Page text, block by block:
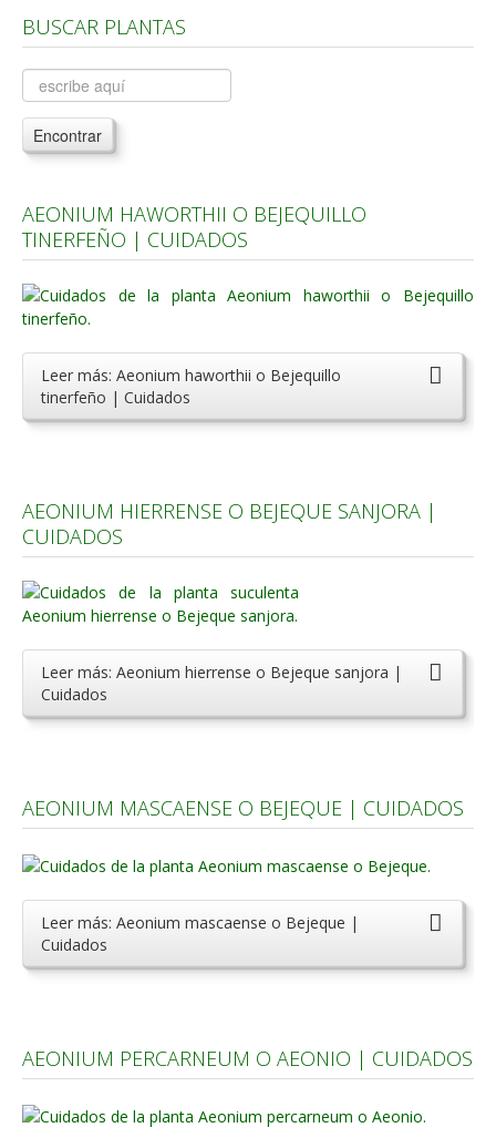
Árboles, Cicas y Palmeras de la G a la Z
Plantas Anuales y Perennes
Plantas Bulbosas y Acuáticas
Plantas de Interior
Plantas Aromáticas y de Huerto
Plantas Carnívoras y Orquídeas
Consejos
Hemisferio Sur
Enfermedades
Carencias
Flores y Plantas
Árboles y Palmeras
Arbustos y Trepadoras
Cactus y Suculentas
BUSCAR PLANTAS
Encontrar
AEONIUM HAWORTHII O BEJEQUILLO
TINERFEÑO | CUIDADOS
Leer más: Aeonium haworthii o Bejequillo
tinerfeño | Cuidados
AEONIUM HIERRENSE O BEJEQUE SANJORA |
CUIDADOS
Leer más: Aeonium hierrense o Bejeque sanjora |
Cuidados
AEONIUM MASCAENSE O BEJEQUE | CUIDADOS
Leer más: Aeonium mascaense o Bejeque |
Cuidados
AEONIUM PERCARNEUM O AEONIO | CUIDADOS